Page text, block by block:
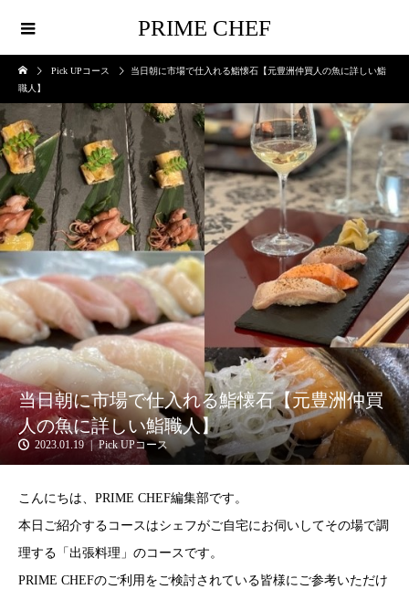
PRIME CHEF
Pick UPコース
当日朝に市場で仕入れる鮨懐石【元豊洲仲買人の魚に詳しい鮨
職人】
当日朝に市場で仕入れる鮨懐石【元豊洲仲買
人の魚に詳しい鮨職人】
2023.01.19 Pick UPコース
こんにちは、PRIME CHEF編集部です。
本日ご紹介するコースはシェフがご自宅にお伺いしてその場で調
理する「出張料理」のコースです。
PRIME CHEFのご利用をご検討されている皆様にご参考いただけ